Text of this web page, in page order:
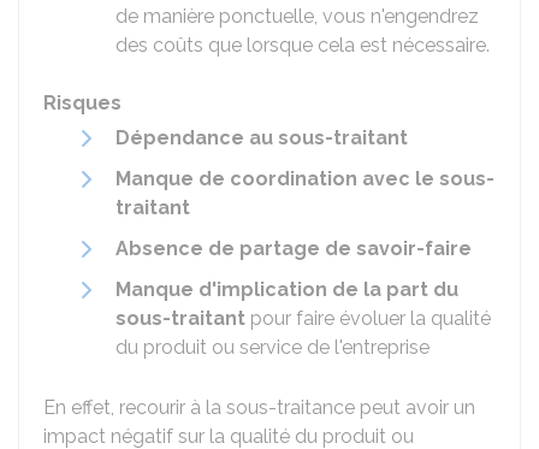
de manière ponctuelle, vous n'engendrez
des coûts que lorsque cela est nécessaire.
Risques
Dépendance au sous-traitant
Manque de coordination avec le sous-
traitant
Absence de partage de savoir-faire
Manque d'implication de la part du
sous-traitant pour faire évoluer la qualité
du produit ou service de l'entreprise
En effet, recourir à la sous-traitance peut avoir un
impact négatif sur la qualité du produit ou